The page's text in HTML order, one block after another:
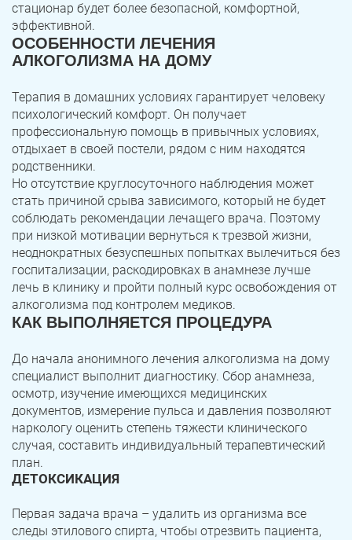
стационар будет более безопасной, комфортной,
эффективной.
ОСОБЕННОСТИ ЛЕЧЕНИЯ
АЛКОГОЛИЗМА НА ДОМУ
Терапия в домашних условиях гарантирует человеку
психологический комфорт. Он получает
профессиональную помощь в привычных условиях,
отдыхает в своей постели, рядом с ним находятся
родственники.
Но отсутствие круглосуточного наблюдения может
стать причиной срыва зависимого, который не будет
соблюдать рекомендации лечащего врача. Поэтому
при низкой мотивации вернуться к трезвой жизни,
неоднократных безуспешных попытках вылечиться без
госпитализации, раскодировках в анамнезе лучше
лечь в клинику и пройти полный курс освобождения от
алкоголизма под контролем медиков.
КАК ВЫПОЛНЯЕТСЯ ПРОЦЕДУРА
До начала анонимного лечения алкоголизма на дому
специалист выполнит диагностику. Сбор анамнеза,
осмотр, изучение имеющихся медицинских
документов, измерение пульса и давления позволяют
наркологу оценить степень тяжести клинического
случая, составить индивидуальный терапевтический
план.
ДЕТОКСИКАЦИЯ
Первая задача врача – удалить из организма все
следы этилового спирта, чтобы отрезвить пациента,